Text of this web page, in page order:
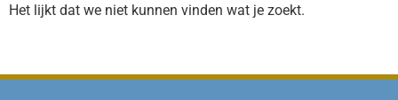
Het lijkt dat we niet kunnen vinden wat je zoekt.